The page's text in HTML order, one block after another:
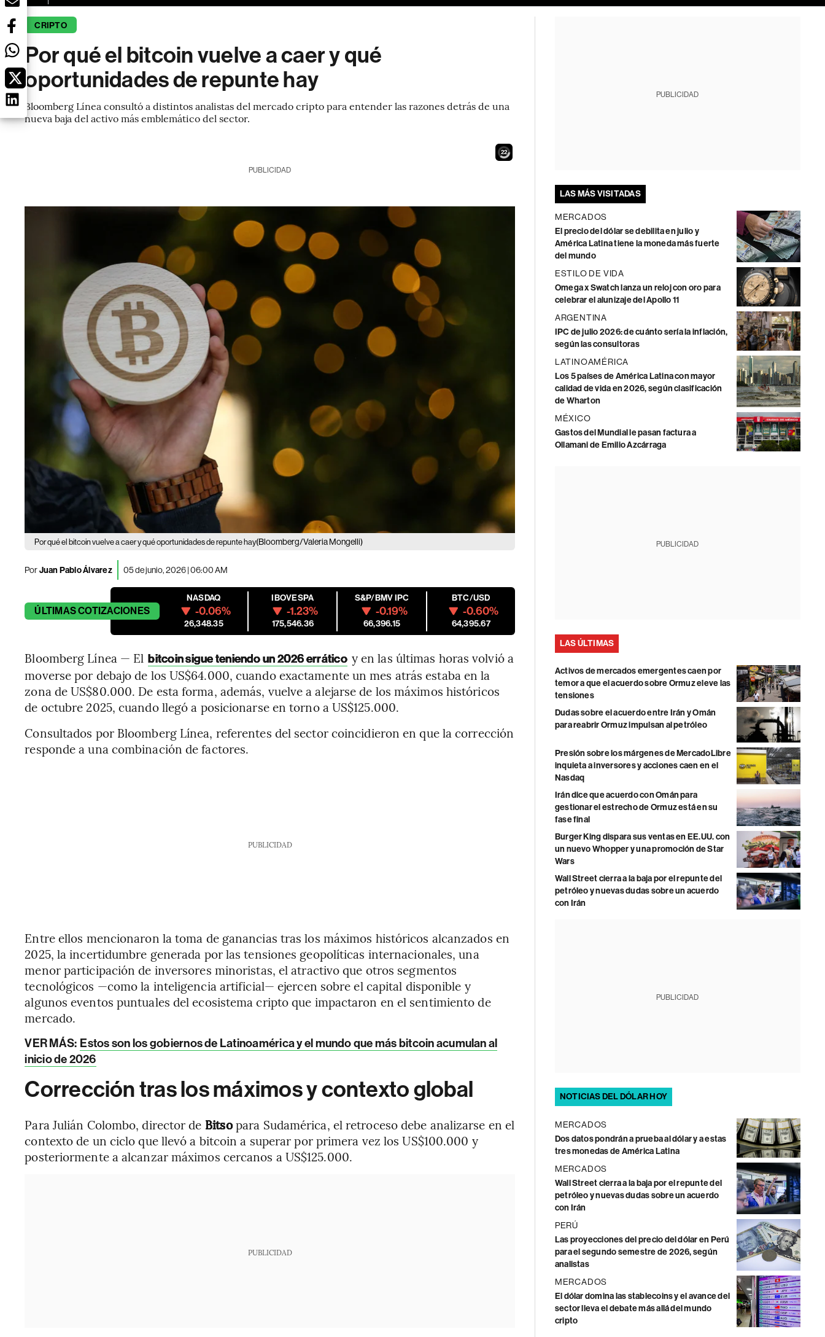
CRIPTO
Por qué el bitcoin vuelve a caer y qué
oportunidades de repunte hay
Bloomberg Línea consultó a distintos analistas del mercado cripto para entender las razones detrás de una
nueva baja del activo más emblemático del sector.
21
PUBLICIDAD
Por qué el bitcoin vuelve a caer y qué oportunidades de repunte hay(Bloomberg/Valeria Mongelli)
PorJuan Pablo Álvarez 05 de junio, 2026 | 06:00 AM
ÚLTIMASCOTIZACIONES
NASDAQ
-0.06%
26,348.35
IBOVESPA
-1.23%
175,546.36
S&P/BMV IPC
-0.19%
66,396.15
BTC/USD
-0.60%
64,395.67
Bloomberg Línea — El bitcoin sigue teniendo un 2026 errático y en las últimas horas volvió a
moverse por debajo de los US$64.000, cuando exactamente un mes atrás estaba en la
zona de US$80.000. De esta forma, además, vuelve a alejarse de los máximos históricos
de octubre 2025, cuando llegó a posicionarse en torno a US$125.000.
Consultados por Bloomberg Línea, referentes del sector coincidieron en que la corrección
responde a una combinación de factores.
PUBLICIDAD
Entre ellos mencionaron la toma de ganancias tras los máximos históricos alcanzados en
2025, la incertidumbre generada por las tensiones geopolíticas internacionales, una
menor participación de inversores minoristas, el atractivo que otros segmentos
tecnológicos —como la inteligencia artificial— ejercen sobre el capital disponible y
algunos eventos puntuales del ecosistema cripto que impactaron en el sentimiento de
mercado.
VER MÁS: Estos son los gobiernos de Latinoamérica y el mundo que más bitcoin acumulan al
inicio de 2026
Corrección tras los máximos y contexto global
Para Julián Colombo, director de Bitsopara Sudamérica, el retroceso debe analizarse en el
contexto de un ciclo que llevó a bitcoin a superar por primera vez los US$100.000 y
posteriormente a alcanzar máximos cercanos a US$125.000.
PUBLICIDAD
PUBLICIDAD
LAS MÁS VISITADAS
MERCADOS
El precio del dólar se debilita en julio y
América Latina tiene la moneda más fuerte
del mundo
ESTILO DE VIDA
Omega x Swatch lanza un reloj con oro para
celebrar el alunizaje del Apollo 11
ARGENTINA
IPC de julio 2026: de cuánto sería la inflación,
según las consultoras
LATINOAMÉRICA
Los 5 países de América Latina con mayor
calidad de vida en 2026, según clasificación
de Wharton
MÉXICO
Gastos del Mundial le pasan factura a
Ollamani de Emilio Azcárraga
PUBLICIDAD
LAS ÚLTIMAS
Activos de mercados emergentes caen por
temor a que el acuerdo sobre Ormuz eleve las
tensiones
Dudas sobre el acuerdo entre Irán y Omán
para reabrir Ormuz impulsan al petróleo
Presión sobre los márgenes de MercadoLibre
inquieta a inversores y acciones caen en el
Nasdaq
Irán dice que acuerdo con Omán para
gestionar el estrecho de Ormuz está en su
fase final
Burger King dispara sus ventas en EE.UU. con
un nuevo Whopper y una promoción de Star
Wars
Wall Street cierra a la baja por el repunte del
petróleo y nuevas dudas sobre un acuerdo
con Irán
PUBLICIDAD
NOTICIAS DEL DÓLAR HOY
MERCADOS
Dos datos pondrán a prueba al dólar y a estas
tres monedas de América Latina
MERCADOS
Wall Street cierra a la baja por el repunte del
petróleo y nuevas dudas sobre un acuerdo
con Irán
PERÚ
Las proyecciones del precio del dólar en Perú
para el segundo semestre de 2026, según
analistas
MERCADOS
El dólar domina las stablecoins y el avance del
sector lleva el debate más allá del mundo
cripto